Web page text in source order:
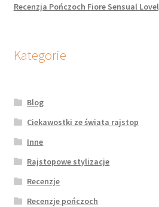
Recenzja Pończoch Fiore Sensual
Kategorie
Blog
Ciekawostki ze świata rajstop
Inne
Rajstopowe stylizacje
Recenzje
Recenzje pończoch